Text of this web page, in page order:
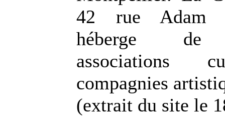
42 rue Adam
héberge de
associations
compagnies
(extrait du site le